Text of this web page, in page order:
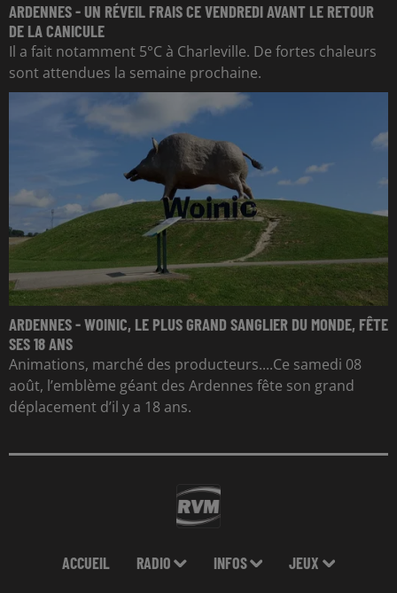
ARDENNES - UN RÉVEIL FRAIS CE VENDREDI AVANT LE RETOUR
DE LA CANICULE
Il a fait notamment 5°C à Charleville. De fortes chaleurs
sont attendues la semaine prochaine.
ARDENNES - WOINIC, LE PLUS GRAND SANGLIER DU MONDE, FÊTE
SES 18 ANS
Animations, marché des producteurs....Ce samedi 08
août, l’emblème géant des Ardennes fête son grand
déplacement d’il y a 18 ans.
ACCUEIL RADIO INFOS JEUX